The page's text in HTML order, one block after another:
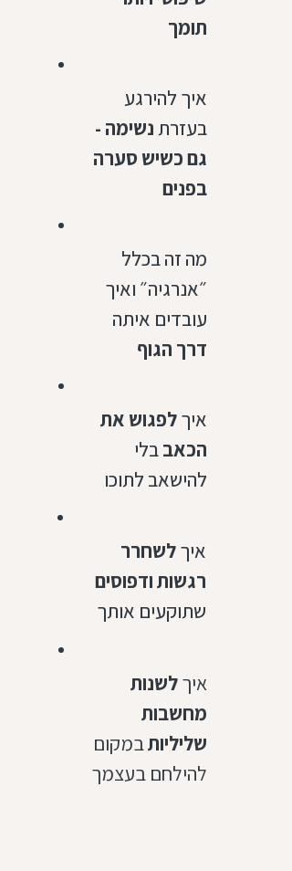
תומך
איך להירגע
בעזרתנשימה -
גם כשיש סערה
בפנים
מה זה בכלל
״אנרגיה״ ואיך
עובדים איתה
דרך הגוף
איךלפגוש את
הכאבבלי
להישאב לתוכו
איךלשחרר
רגשות ודפוסים
שתוקעים אותך
איךלשנות
מחשבות
שליליותבמקום
להילחם בעצמך